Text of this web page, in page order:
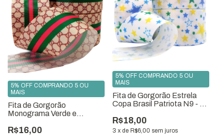
Fita de Gorgorão
Monograma Verde e
R$16,00
5% OFF COMPRANDO 5 OU
MAIS
Fita de Gorgorão Estrela
Copa Brasil Patriota N9 - 10
R$18,00
3 x de R$6,00 sem juros
5% OFF COMPRANDO 5 OU
MAIS